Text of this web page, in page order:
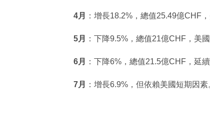
4月 ：增長18.2%，總值25.49億CHF
5月 ：下降9.5%，總值21億CHF，美
6月 ：下降6%，總值21.5億CHF，延續
7月 ：增長6.9%，但依賴美國短期因素